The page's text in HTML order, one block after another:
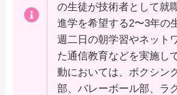
の生徒が技術者として就
進学を希望する2〜3年の
週二日の朝学習やネット
た通信教育などを実施し
動においては、ボクシン
部、バレーボール部、ラ